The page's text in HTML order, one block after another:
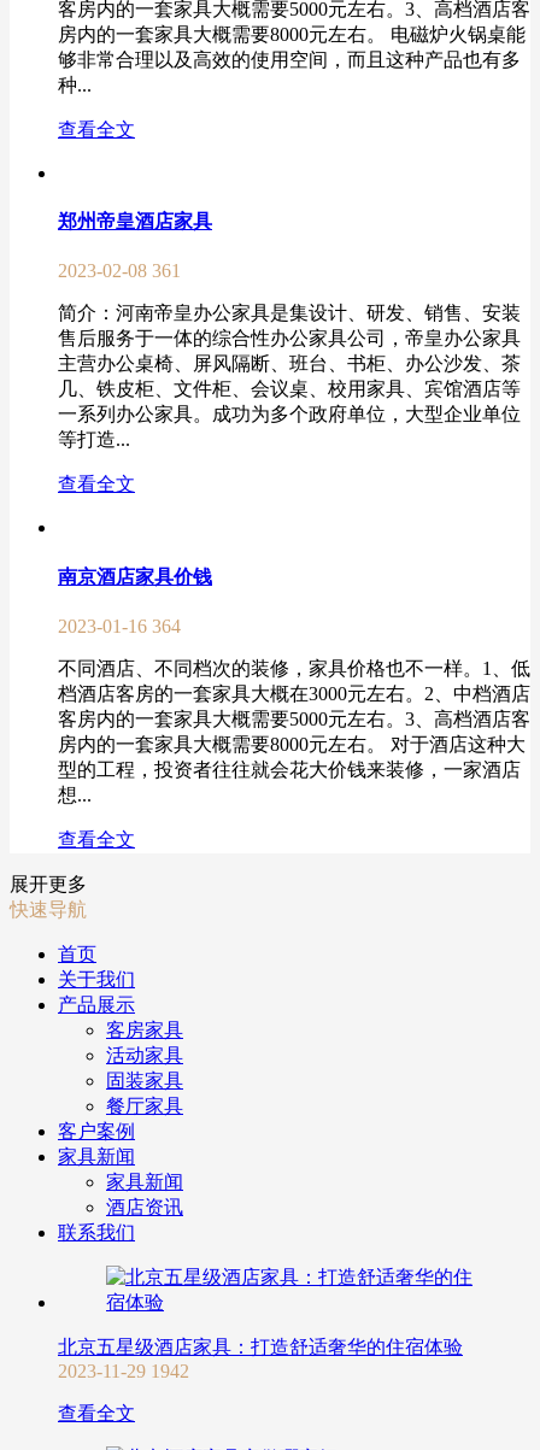
客房内的一套家具大概需要5000元左右。3、高档酒店客
房内的一套家具大概需要8000元左右。 电磁炉火锅桌能
够非常合理以及高效的使用空间，而且这种产品也有多
种...
查看全文
郑州帝皇酒店家具
2023-02-08 361
简介：河南帝皇办公家具是集设计、研发、销售、安装
售后服务于一体的综合性办公家具公司，帝皇办公家具
主营办公桌椅、屏风隔断、班台、书柜、办公沙发、茶
几、铁皮柜、文件柜、会议桌、校用家具、宾馆酒店等
一系列办公家具。成功为多个政府单位，大型企业单位
等打造...
查看全文
南京酒店家具价钱
2023-01-16 364
不同酒店、不同档次的装修，家具价格也不一样。1、低
档酒店客房的一套家具大概在3000元左右。2、中档酒店
客房内的一套家具大概需要5000元左右。3、高档酒店客
房内的一套家具大概需要8000元左右。 对于酒店这种大
型的工程，投资者往往就会花大价钱来装修，一家酒店
想...
查看全文
展开更多
快速导航
首页
关于我们
产品展示
客房家具
活动家具
固装家具
餐厅家具
客户案例
家具新闻
家具新闻
酒店资讯
联系我们
北京五星级酒店家具：打造舒适奢华的住宿体验
2023-11-29 1942
查看全文